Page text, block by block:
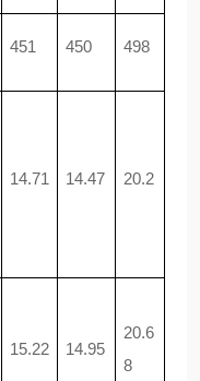
451 450 498
14.71 14.47 20.2
15.22 14.95
20.6
8